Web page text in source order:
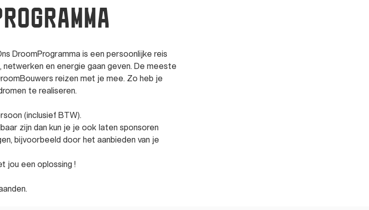
DroomProgramma is een persoonlijke reis
netwerken en energie gaan geven. De meeste
reizen met je mee. Zo heb je
te realiseren.
(inclusief BTW).
zijn dan kun je je ook laten sponsoren
bijvoorbeeld door het aanbieden van je
jou een oplossing !